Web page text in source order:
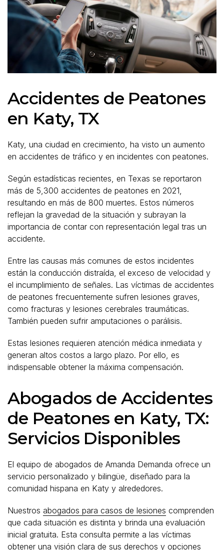
Accidentes de Peatones
en Katy, TX
Katy, una ciudad en crecimiento, ha visto un aumento
en accidentes de tráfico y en incidentes con peatones.
Según estadísticas recientes, en Texas se reportaron
más de 5,300 accidentes de peatones en 2021,
resultando en más de 800 muertes. Estos números
reflejan la gravedad de la situación y subrayan la
importancia de contar con representación legal tras un
accidente.
Entre las causas más comunes de estos incidentes
están la conducción distraída, el exceso de velocidad y
el incumplimiento de señales. Las víctimas de accidentes
de peatones frecuentemente sufren lesiones graves,
como fracturas y lesiones cerebrales traumáticas.
También pueden sufrir amputaciones o parálisis.
Estas lesiones requieren atención médica inmediata y
generan altos costos a largo plazo. Por ello, es
indispensable obtener la máxima compensación.
Abogados de Accidentes
de Peatones en Katy, TX:
Servicios Disponibles
El equipo de abogados de Amanda Demanda ofrece un
servicio personalizado y bilingüe, diseñado para la
comunidad hispana en Katy y alrededores.
Nuestros abogados para casos de lesiones comprenden
que cada situación es distinta y brinda una evaluación
inicial gratuita. Esta consulta permite a las víctimas
obtener una visión clara de sus derechos y opciones